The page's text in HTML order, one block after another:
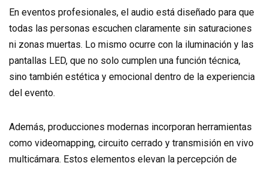
En eventos profesionales, el audio está diseñado para que
todas las personas escuchen claramente sin saturaciones
ni zonas muertas. Lo mismo ocurre con la iluminación y las
pantallas LED, que no solo cumplen una función técnica,
sino también estética y emocional dentro de la experiencia
del evento.
Además, producciones modernas incorporan herramientas
como videomapping, circuito cerrado y transmisión en vivo
multicámara. Estos elementos elevan la percepción de